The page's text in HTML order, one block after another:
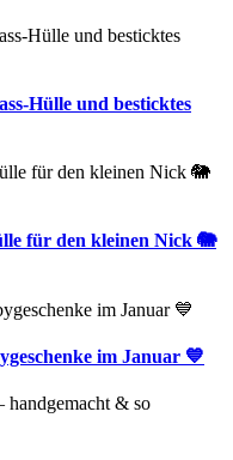
Hülle und besticktes
für den kleinen Nick 🐘
im Januar 💙